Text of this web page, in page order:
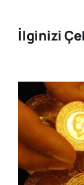
İlginizi